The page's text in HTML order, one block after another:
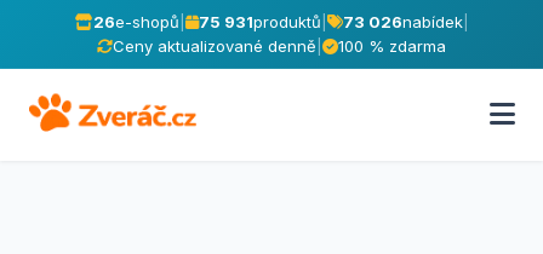
26e-shopů 75 931produktů 73 026nabídek|
Ceny aktualizované denně
100 % zdarma